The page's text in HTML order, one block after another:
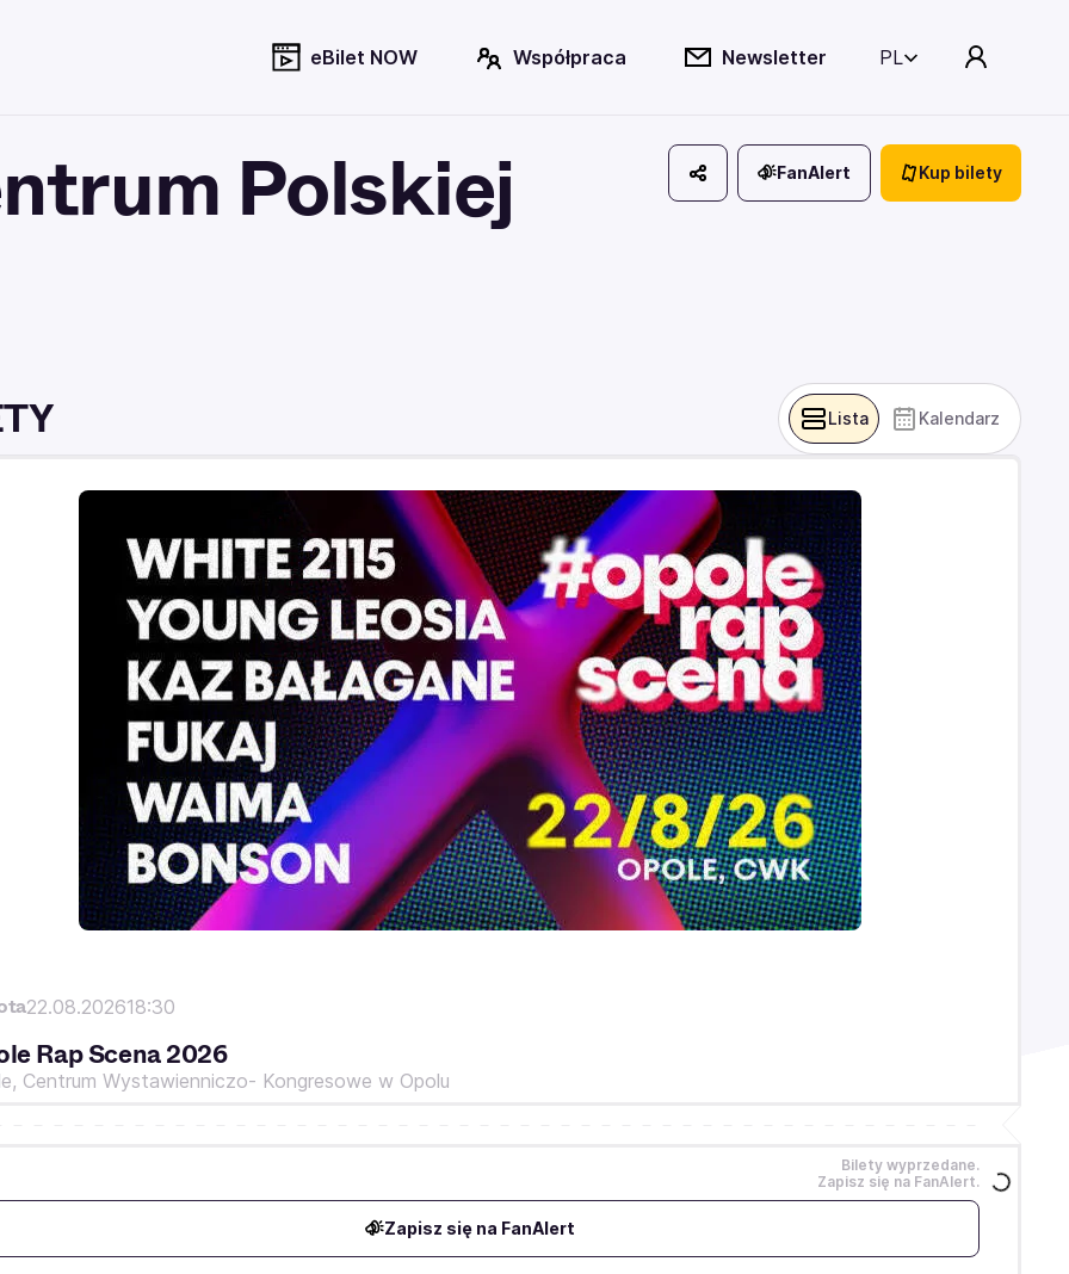
eBilet NOW Współpraca Newsletter PL
Polskiej
FanAlert Kup bilety
Lista Kalendarz
22.08.202618:30
Rap Scena 2026
Centrum Wystawienniczo- Kongresowe w Opolu
Bilety wyprzedane.
Zapisz się na FanAlert.
Zapisz się na FanAlert